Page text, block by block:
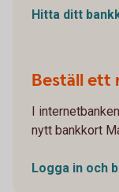
Hitta ditt
Beställ ett
I
nytt bankkort
Logga in och